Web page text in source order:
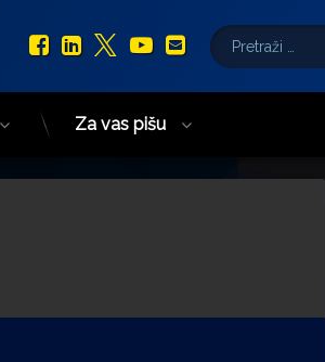
Facebook
LinkedIn
X.com
YouTube
E-mail
Pretraži:
Za vas pišu